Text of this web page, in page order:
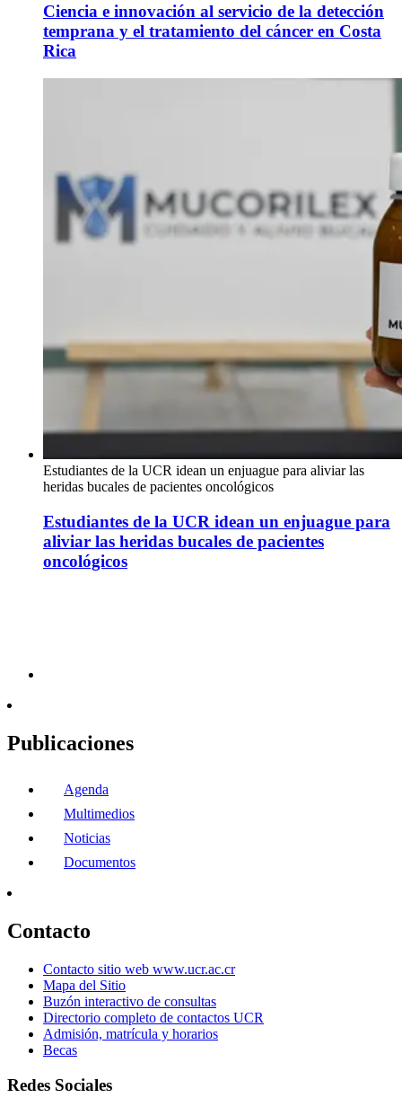
Ciencia e innovación al servicio de la detección
temprana y el tratamiento del cáncer en Costa
Rica
Estudiantes de la UCR idean un enjuague para aliviar las
heridas bucales de pacientes oncológicos
Estudiantes de la UCR idean un enjuague para
aliviar las heridas bucales de pacientes
oncológicos
Publicaciones
Agenda
Multimedios
Noticias
Documentos
Contacto
Contacto sitio web www.ucr.ac.cr
Mapa del Sitio
Buzón interactivo de consultas
Directorio completo de contactos UCR
Admisión, matrícula y horarios
Becas
Redes Sociales